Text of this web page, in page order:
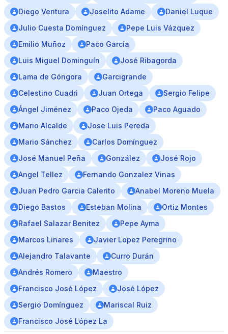
Diego Ventura
Joselito Adame
Daniel Luque
Julio Cuesta Domínguez
Pepe Luis Vázquez
Emilio Muñoz
Paco Garcia
Luis Miguel Dominguín
José Ribagorda
Lama de Góngora
Garcigrande
Celestino Cuadri
Juan Ortega
Sergio Felipe
Ángel Jiménez
Paco Ojeda
Paco Aguado
Mario Alcalde
Jose Luis Pereda
Mario Sánchez
Carlos Domínguez
José Manuel Peña
González
José Rojo
Angel Tellez
Fernando Gonzalez Vinas
Juan Pedro Garcia Calerito
Anabel Moreno Muela
Diego Bastos
Esteban Molina
Ortiz Montes
Rafael Salazar Benitez
Pepe Ayma
Marcos Linares
Javier Lopez Peregrino
Alejandro Talavante
Curro Durán
Andrés Romero
Maestro
Francisco José López
José López
Sergio Domínguez
Mariscal Ruiz
Francisco José López La